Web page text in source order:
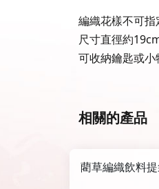
編織花樣不可指
尺寸直徑約
可收納鑰匙或小
相關的產品
藺草編織飲料